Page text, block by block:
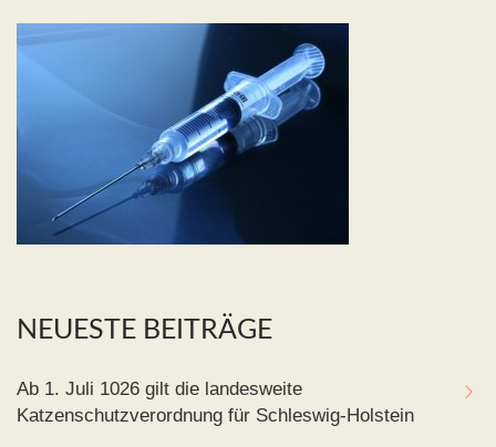
NEUESTE BEITRÄGE
Ab 1. Juli 1026 gilt die landesweite
Katzenschutzverordnung für Schleswig-Holstein